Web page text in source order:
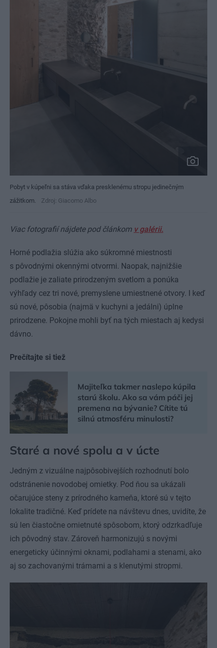
Pobyt v kúpeľni sa stáva vďaka presklenému stropu jedinečným
zážitkom.
Zdroj: Giacomo Albo
Viac fotografií nájdete pod článkom v galérii.
Horné podlažia slúžia ako súkromné miestnosti
s pôvodnými okennými otvormi. Naopak, najnižšie
podlažie je zaliate prirodzeným svetlom a ponúka
výhľady cez tri nové, premyslene umiestnené otvory. I keď
sú nové, pôsobia (najmä v kuchyni a jedálni) úplne
prirodzene. Pokojne mohli byť na tých miestach aj kedysi
dávno.
Prečítajte si tiež
Majiteľka takmer naslepo kúpila
starú školu. Ako sa vám páči jej
premena na bývanie? Cítite tú
silnú atmosféru minulosti?
Staré a nové spolu a v úcte
Jedným z vizuálne najpôsobivejších rozhodnutí bolo
odstránenie novodobej omietky. Pod ňou sa ukázali
očarujúce steny z prírodného kameňa, ktoré sú v tejto
lokalite tradičné. Keď prídete na návštevu dnes, uvidíte, že
sú len čiastočne omietnuté spôsobom, ktorý odzrkadľuje
ich pôvodný stav. Zároveň harmonizujú s novými
energeticky účinnými oknami, podlahami a stenami, ako
aj so zachovanými trámami a s klenutými stropmi.